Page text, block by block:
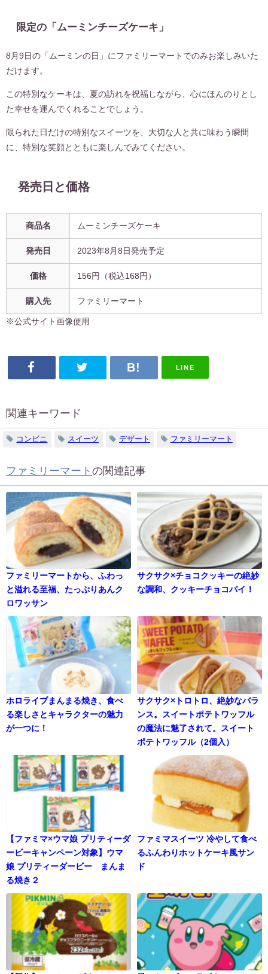
限定の「ムーミンチーズケーキ」
8月9日の「ムーミンの日」にファミリーマートでのみお楽しみいた
だけます。
この特別なケーキは、夏の訪れを祝福しながら、心にほんのりとし
た幸せを運んでくれることでしょう。
限られた日だけの特別なスイーツを、大切な人と共に味わう瞬間
に、特別な笑顔とともに楽しんでみてください。
発売日と価格
商品名 ムーミンチーズケーキ
発売日 2023年8月8日発売予定
価格 156円 （税込168円 ）
購入先 ファミリーマート
※公式サイト画像使用
LINE
関連キーワード
コンビニ スイーツ デザート ファミリーマート
ファミリーマート の関連記事
ファミリーマートから、ふわっ
と溢れる至福、たっぷりあんク
ロワッサン
サクサク×チョコクッキーの絶妙
な調和、クッキーチョコパイ！
ホロライブまんまる焼き、食べ
る楽しさとキャラクターの魅力
が一つに！
サクサク×トロトロ、絶妙なバラ
ンス。スイートポテトワッフル
の魔法に魅了されて。スイート
ポテトワッフル（2個入）
【ファミマ×ウマ娘 プリティーダ
ービーキャンペーン対象】ウマ
娘 プリティーダービー まんま
る焼き２
ファミマスイーツ 冷やして食べ
るふんわりホットケーキ風サン
ド